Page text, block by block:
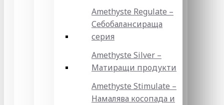
Amethyste Regulate –
Себобалансираща
серия
Amethyste Silver –
Матиращи продукти
Amethyste Stimulate –
Намалява косопада и